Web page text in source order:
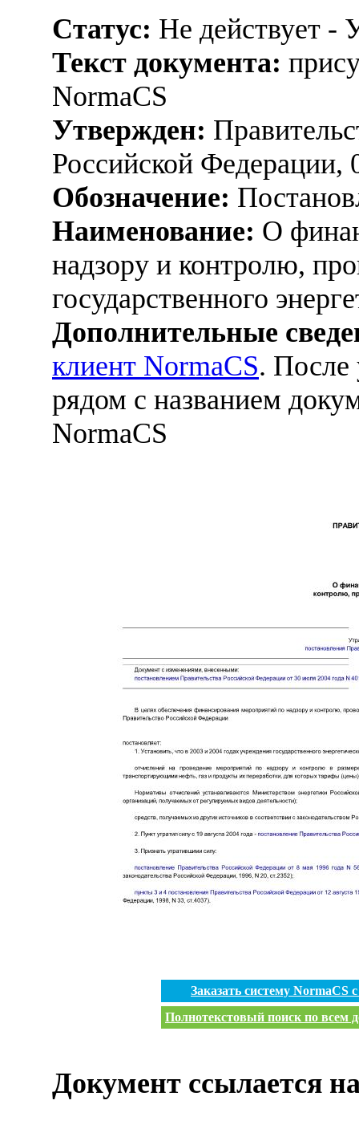
Статус: Не действует -
Текст документа:
NormaCS
Утвержден:
Российской Федерации,
Обозначение:
Наименование: О
надзору и контролю,
государственного
Дополнительные
клиент NormaCS. После
рядом с названием
NormaCS
Заказать систему
Полнотекстовый поиск по всем
Документ ссылается